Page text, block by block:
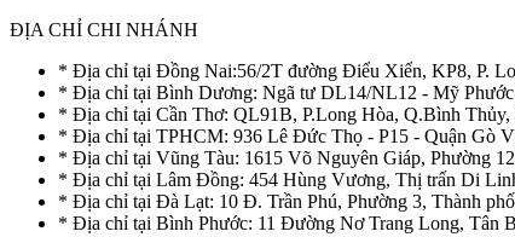
ĐỊA CHỈ CHI NHÁNH
* Địa chỉ tại Đồng Nai:56/2T đường Điểu Xiển, KP8, P.
* Địa chỉ tại Bình Dương: Ngã tư DL14/NL12 - Mỹ
* Địa chỉ tại Cần Thơ: QL91B, P.Long Hòa, Q.Bình Thủy,
* Địa chỉ tại TPHCM: 936 Lê Đức Thọ - P15 - Quận Gò
* Địa chỉ tại Vũng Tàu: 1615 Võ Nguyên Giáp, Phường
* Địa chỉ tại Lâm Đồng: 454 Hùng Vương, Thị trấn Di
* Địa chỉ tại Đà Lạt: 10 Đ. Trần Phú, Phường 3, Thành
* Địa chỉ tại Bình Phước: 11 Đường Nơ Trang Long, Tân